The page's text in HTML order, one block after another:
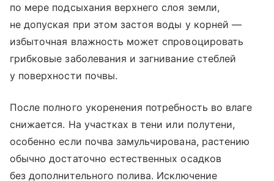
по мере подсыхания верхнего слоя земли,
не допуская при этом застоя воды у корней —
избыточная влажность может спровоцировать
грибковые заболевания и загнивание стеблей
у поверхности почвы.
После полного укоренения потребность во влаге
снижается. На участках в тени или полутени,
особенно если почва замульчирована, растению
обычно достаточно естественных осадков
без дополнительного полива. Исключение